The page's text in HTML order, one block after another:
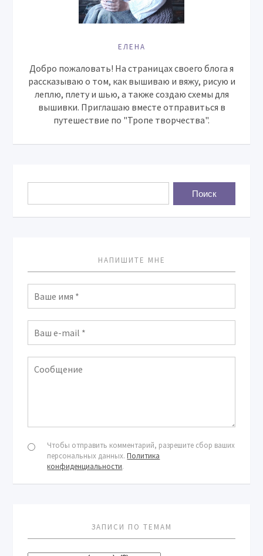
ЕЛЕНА
Добро пожаловать! На страницах своего блога я
рассказываю о том, как вышиваю и вяжу, рисую и
леплю, плету и шью, а также создаю схемы для
вышивки. Приглашаю вместе отправиться в
путешествие по "Тропе творчества".
НАПИШИТЕ МНЕ
Чтобы отправить комментарий, разрешите сбор ваших
персональных данных.Политика
конфиденциальности.
ЗАПИСИ ПО ТЕМАМ